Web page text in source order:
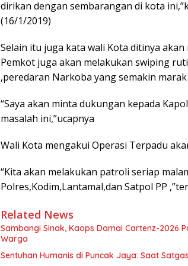
dirikan dengan sembarangan di kota
(16/1/2019)
Selain itu juga kata wali Kota ditinya
Pemkot juga akan melakukan swiping
,peredaran Narkoba yang semakin
“Saya akan minta dukungan kepada
masalah ini,”ucapnya
Wali Kota mengakui Operasi Terpadu
“Kita akan melakukan patroli seriap
Polres,Kodim,Lantamal,dan Satpol PP
Related News
Sambangi Sinak, Kaops Damai Cartenz-2026
Warga
Sentuhan Humanis di Puncak Jaya: Saat